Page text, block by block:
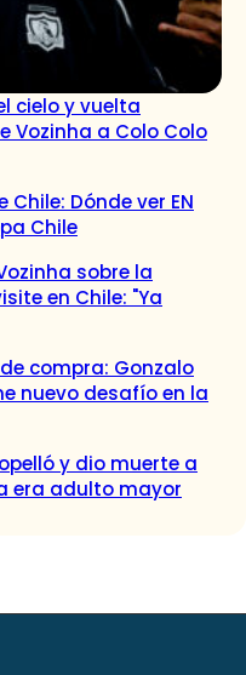
cielo y vuelta
Vozinha a Colo Colo
Chile: Dónde ver EN
Chile
sobre la
en Chile: "Ya
compra: Gonzalo
nuevo desafío en la
y dio muerte a
era adulto mayor